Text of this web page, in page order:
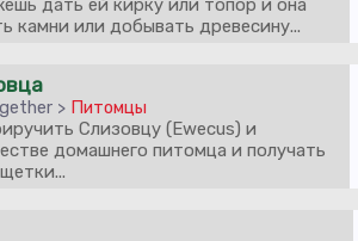
дать ей кирку или топор и она
камни или добывать древесину...
> Питомцы
Слизовцу (Ewecus) и
домашнего питомца и получать